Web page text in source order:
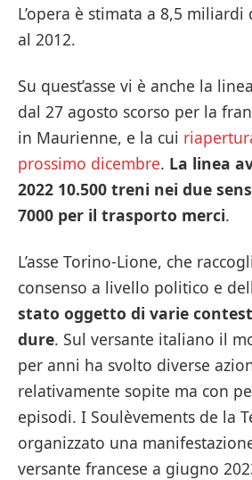
L’opera è stimata a 8,5
al 2012.
Su quest’asse vi è anche la
dal 27 agosto scorso per la
in Maurienne, e la cui
prossimo dicembre. La linea
2022 10.500 treni nei due
7000 per il trasporto merci.
L’asse Torino-Lione, che
consenso a livello politico e
stato oggetto di varie
dure. Sul versante italiano il
per anni ha svolto diverse
relativamente sopite ma con
episodi. I Soulèvements de la
organizzato una
versante francese a giugno